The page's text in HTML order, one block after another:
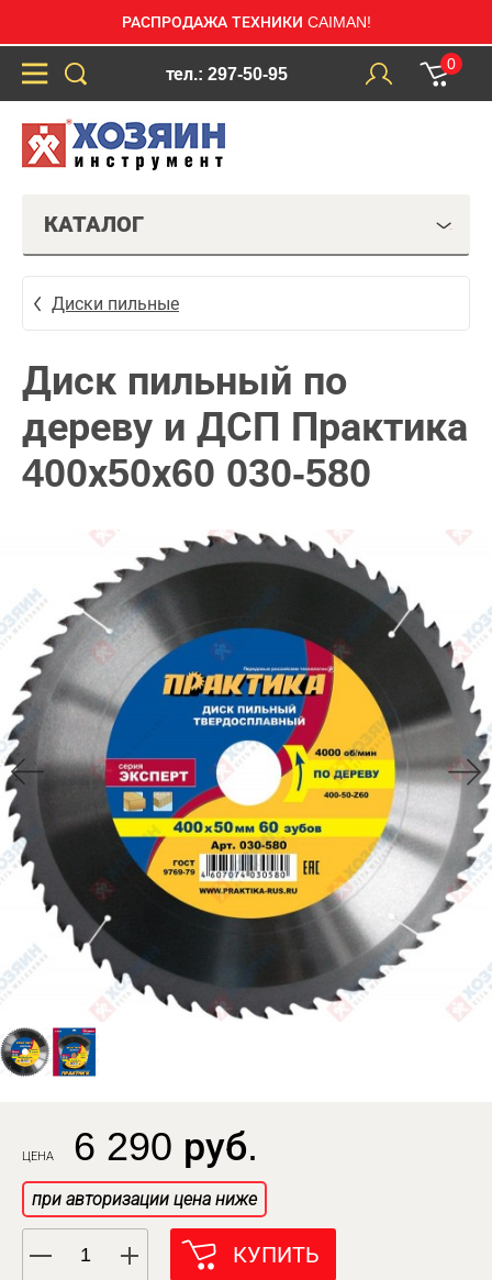
РАСПРОДАЖА ТЕХНИКИ CAIMAN!
тел.: 297-50-95
0
КАТАЛОГ
Диски пильные
Диск пильный по
дереву и ДСП Практика
400х50х60 030-580
ЦЕНА 6 290 руб.
при авторизации цена ниже
КУПИТЬ